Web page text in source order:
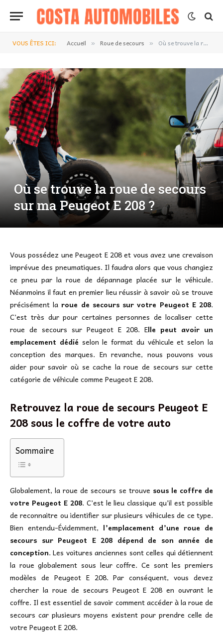
VOUS ÊTES ICI: Accueil » Roue de secours » Où se trouve la roue de secours sur ma Peugeot E 208 ?
Où se trouve la roue de secours
sur ma Peugeot E 208 ?
Vous possédez une Peugeot E 208 et vous avez une crevaison
imprévue des pneumatiques. Il faudra alors que vous changiez
ce pneu par la roue de dépannage placée sur le véhicule.
Néanmoins il faut en premier lieu réussir à savoir où se trouve
précisément laroue de secours sur votre Peugeot E 208.
C’est très dur pour certaines personnes de localiser cette
roue de secours sur Peugeot E 208. Elle peut avoir un
emplacement dédié selon le format du véhicule et selon la
conception des marques. En revanche, nous pouvons vous
aider pour savoir où se cache la roue de secours sur cette
catégorie de véhicule comme Peugeot E 208.
Retrouvez la roue de secours Peugeot E
208 sous le coffre de votre auto
Sommaire
Globalement, la roue de secours se trouve sous le coffre de
votre Peugeot E 208. C’est le lieu classique qu’il est possible
de reconnaitre ou identifier sur plusieurs véhicules de ce type.
Bien entendu-Évidemment, l’emplacement d’une roue de
secours sur Peugeot E 208 dépend de son année de
conception. Les voitures anciennes sont celles qui détiennent
la roue globalement sous leur coffre. Ce sont les premiers
modèles de Peugeot E 208. Par conséquent, vous devez
chercher la roue de secours Peugeot E 208 en ouvrant le
coffre. Il est essentiel de savoir comment accéder à la roue de
secours car plusieurs moyens existent pour prendre celle de
votre Peugeot E 208.